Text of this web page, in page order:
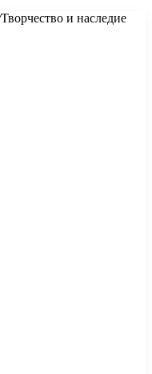
Творчество и наследие